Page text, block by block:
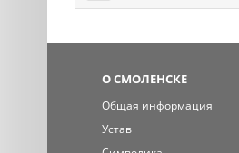
О СМОЛЕНСКЕ
Общая информация
Устав